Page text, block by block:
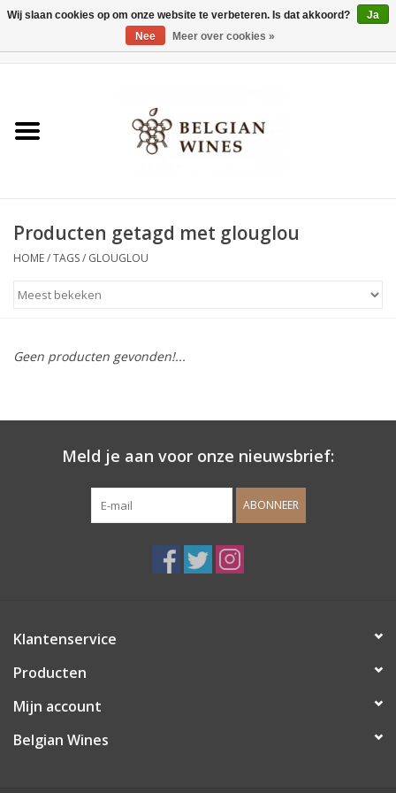
Wijnen
Wijnbar Antwerpen
Producten getagd met glouglou
HOME/TAGS/ GLOUGLOU
Geen producten gevonden!...
Meld je aan voor onze nieuwsbrief:
ABONNEER
Klantenservice
Producten
Mijn account
Belgian Wines
Wij slaan cookies op om onze website te verbeteren. Is dat akkoord?
Ja
Nee
Meer over cookies »